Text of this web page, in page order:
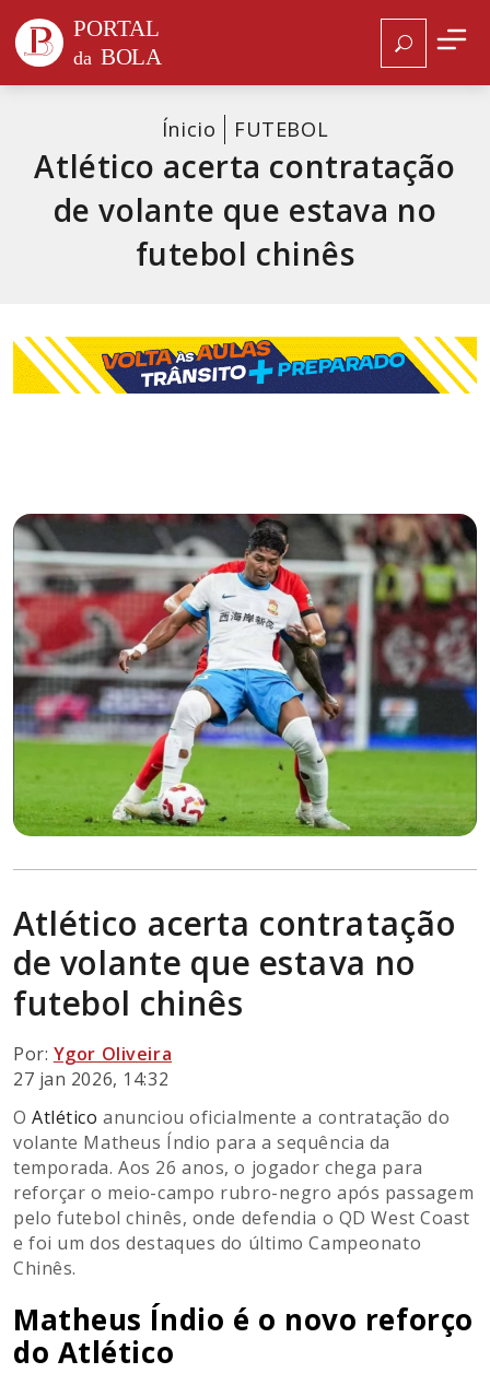
Ínicio FUTEBOL
Atlético acerta contratação
de volante que estava no
futebol chinês
Atlético acerta contratação
de volante que estava no
futebol chinês
Por: Ygor Oliveira
27 jan 2026, 14:32
OAtlético anunciou oficialmente a contratação do
volante Matheus Índio para a sequência da
temporada. Aos 26 anos, o jogador chega para
reforçar o meio-campo rubro-negro após passagem
pelo futebol chinês, onde defendia o QD West Coast
e foi um dos destaques do último Campeonato
Chinês.
Matheus Índio é o novo reforço
do Atlético